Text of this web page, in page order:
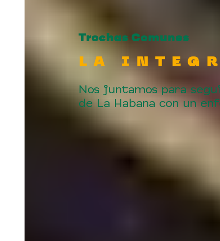
Trochas Comunes
LA
Nos juntamos para
de La Habana con un